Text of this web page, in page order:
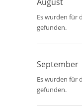
Es wurden für
gefunden.
September
Es wurden für
gefunden.